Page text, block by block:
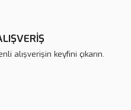
alışverişin keyfini çıkarın.